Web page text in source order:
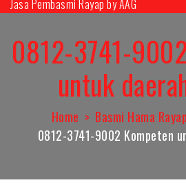
Skip
content
Jasa Pembasmi Rayap by AAG
0812-3741-
untuk
Home
Basmi Hama
0812-3741-9002 Kompeten